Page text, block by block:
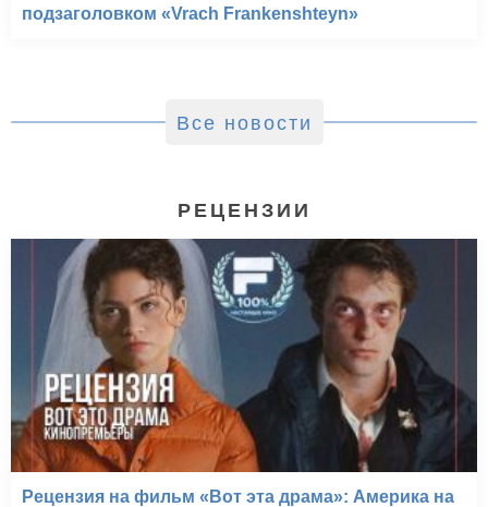
подзаголовком «Vrach Frankenshteyn»
Все новости
РЕЦЕНЗИИ
Рецензия на фильм «Вот эта драма»: Америка на